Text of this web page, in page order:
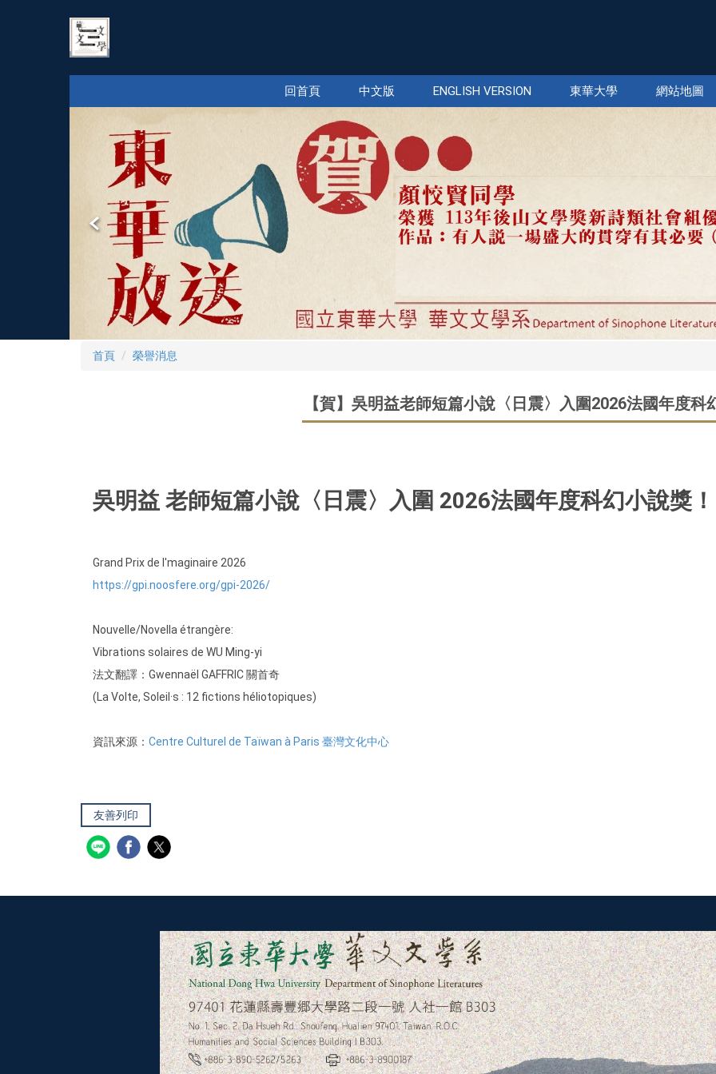
回首頁 中文版 ENGLISH VERSION 東華大學 網站地圖
首頁 榮譽消息
【賀】吳明益老師短篇小說〈日震〉入圍2026法國年度科
吳明益 老師短篇小說〈日震〉入圍 2026法國年度科幻小說獎！
Grand Prix de I'maginaire 2026
https://gpi.noosfere.org/gpi-2026/
Nouvelle/Novella étrangère:
Vibrations solaires de WU Ming-yi
法文翻譯：Gwennaël GAFFRIC 關首奇
(La Volte, Soleil·s : 12 fictions héliotopiques)
資訊來源： Centre Culturel de Taïwan à Paris 臺灣文化中心
友善列印